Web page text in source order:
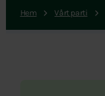
Hem Vårt parti